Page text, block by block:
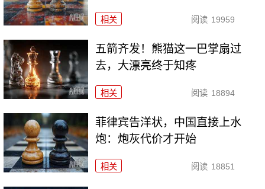
相关 阅读 19959
五箭齐发！熊猫这一巴掌扇过
去，大漂亮终于知疼
相关 阅读 18894
菲律宾告洋状，中国直接上水
炮：炮灰代价才开始
相关 阅读 18851